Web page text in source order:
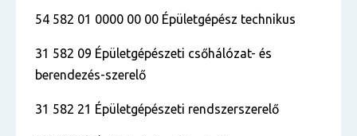
54 582 01 0000 00 00 Épületgépész technikus
31 582 09 Épületgépészeti csőhálózat- és
berendezés-szerelő
31 582 21 Épületgépészeti rendszerszerelő